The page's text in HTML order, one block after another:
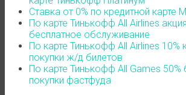
Ставка от 0% по кредитной карте
По карте Тинькофф All Airlines
бесплатное обслуживание
По карте Тинькофф All Airlines 10%
покупки ж/д билетов
По карте Тинькофф All Games 50%
покупки фастфуда